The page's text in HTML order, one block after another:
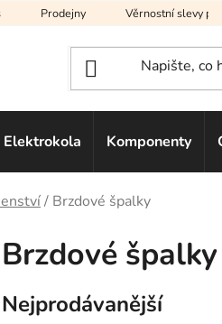
Prodejny Věrnostní slevy pro
Elektrokola Komponenty
/ Brzdové špalky
Brzdové špalky
Nejprodávanější